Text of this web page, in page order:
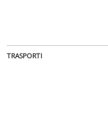
TRASPORTI